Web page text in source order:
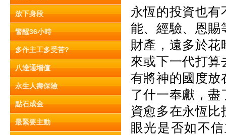
放下身段
警醒36小時
多作主工多受苦?
八達通增值
永生人壽保險
點石成金
最緊要主動
永恆的投資也有
能、經驗、恩賜
財產，遠多於花
來或下一代打算
有將神的國度放
了什一奉獻，
資愈多在永恆
眼光是否如不